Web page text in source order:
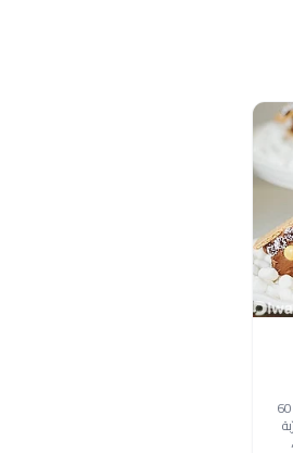
خطوة بخطوة بـ7 مكونات وفي 60